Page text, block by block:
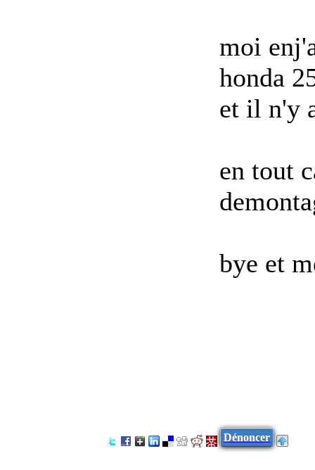
moi en
honda
et il n'y
en tout
bye et
Dénoncer